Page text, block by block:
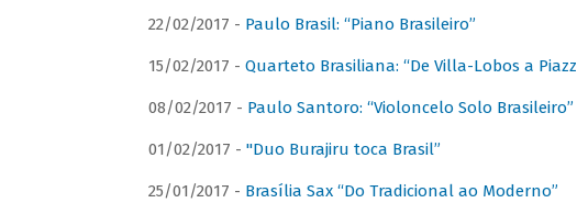
22/02/2017 - Paulo Brasil: “Piano Brasileiro”
15/02/2017 - Quarteto Brasiliana: “De Villa-Lobos a
08/02/2017 - Paulo Santoro: “Violoncelo Solo Brasileiro”
01/02/2017 - "Duo Burajiru toca Brasil”
25/01/2017 - Brasília Sax “Do Tradicional ao Moderno”